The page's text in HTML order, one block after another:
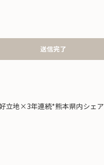
送信完了
立地×3年連続*熊本県内シェア